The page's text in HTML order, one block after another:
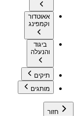
אאוטדור
וקמפינג
ביגוד
והנעלה
תיקים
מותגים
חזור